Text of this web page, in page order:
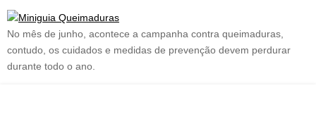
No mês de junho, acontece a campanha contra queimaduras,
contudo, os cuidados e medidas de prevenção devem perdurar
durante todo o ano.